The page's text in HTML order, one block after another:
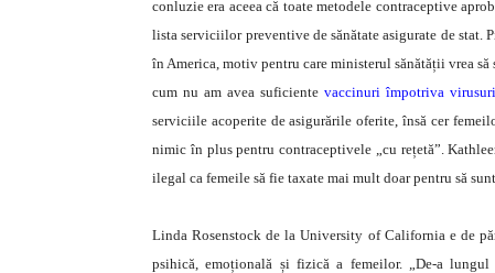
conluzie era aceea că toate metodele contraceptive
lista serviciilor preventive de sănătate asigurate de stat.
în America, motiv pentru care ministerul sănătății vrea
cum nu am avea suficiente vaccinuri împotriva
serviciile acoperite de asigurările oferite, însă cer
nimic în plus pentru contraceptivele „cu rețetă”.
ilegal ca femeile să fie taxate mai mult doar pentru să
Linda Rosenstock de la University of California e de
psihică, emoțională și fizică a femeilor. „De-a